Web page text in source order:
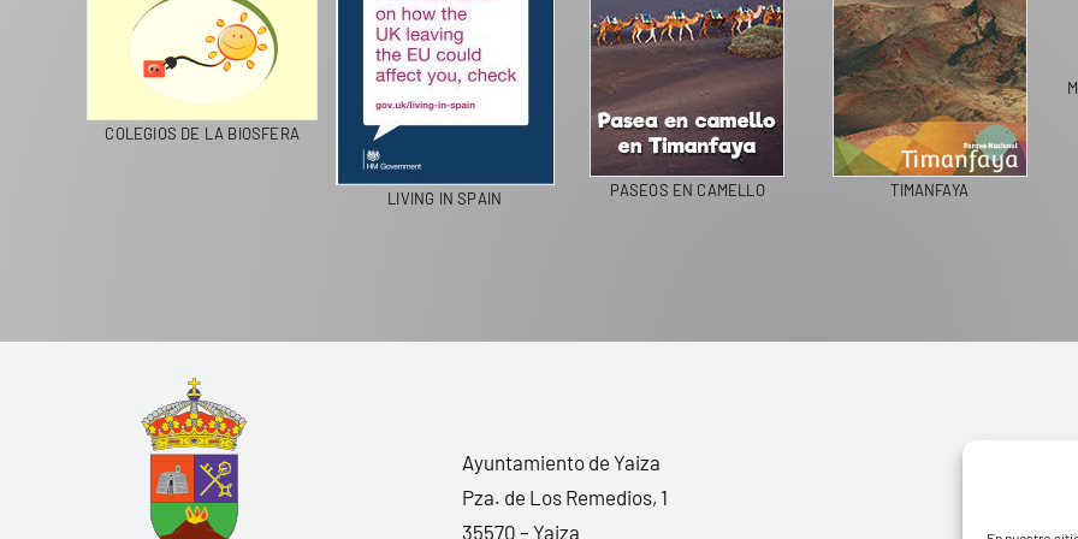
COLEGIOS DE LA BIOSFERA
LIVING IN SPAIN PASEOS EN CAMELLO TIMANFAYA
Ayuntamiento de Yaiza
Pza. de Los Remedios, 1
35570 – Yaiza